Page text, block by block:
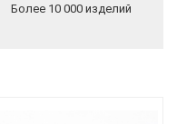
Более 10 000 изделий